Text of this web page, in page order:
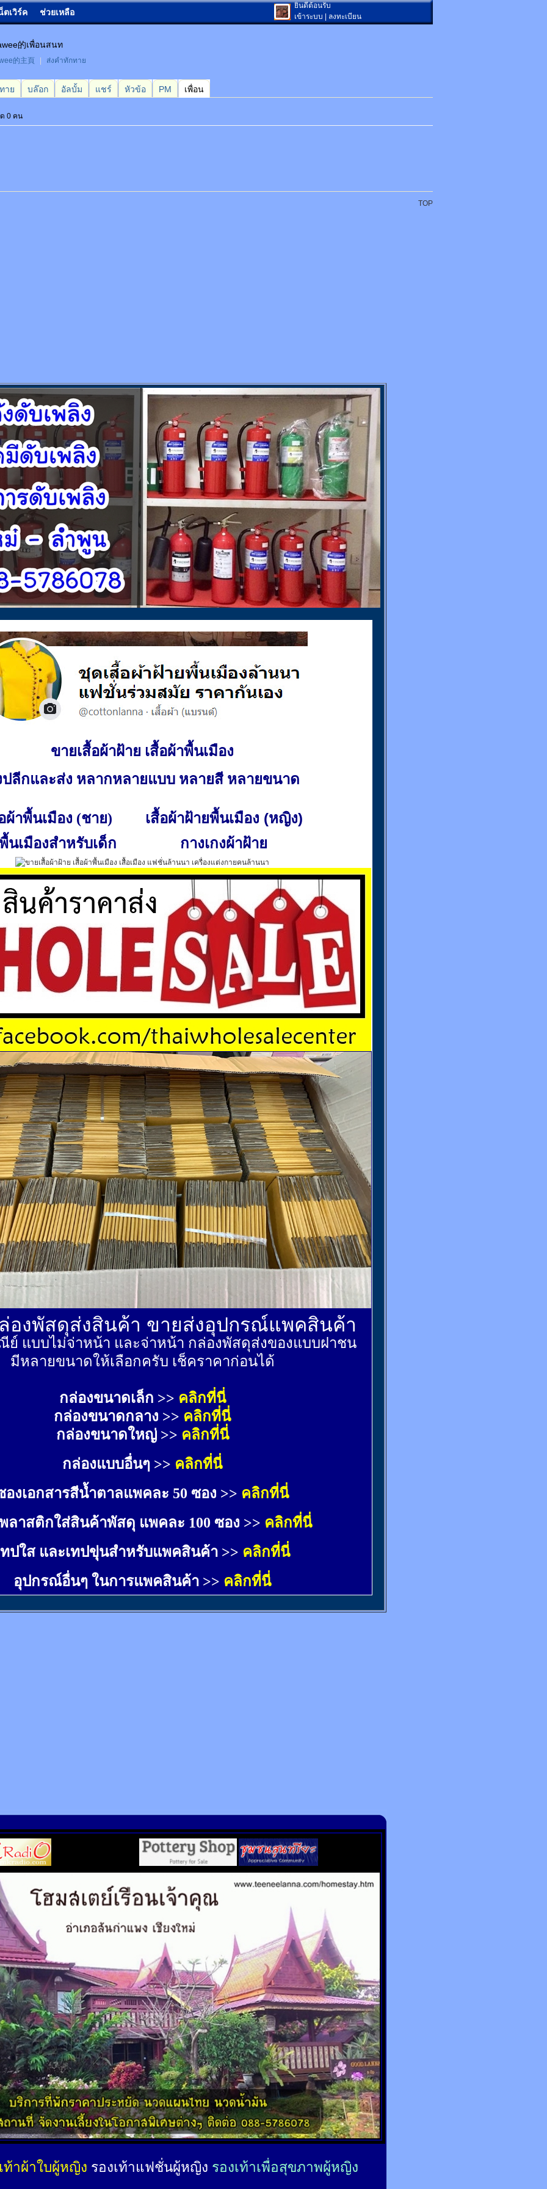
ตเวิร์ค ช่วยเหลือ
ยินดีต้อนรับ
เข้าระบบ
ลงทะเบียน
的เพื่อนสนท
的主頁 ส่งคำทักทาย
าย บล๊อก อัลบั้ม แชร์ หัวข้อ PM เพื่อน
0 คน
TOP
ขายเสื้อผ้าฝ้าย เสื้อผ้าพื้นเมือง
ลีกและส่ง หลากหลายแบบ หลายสี หลายขนาด
ผ้าพื้นเมือง (ชาย)
เสื้อผ้าฝ้ายพื้นเมือง (หญิง)
นเมืองสำหรับเด็ก
กางเกงผ้าฝ้าย
องพัสดุส่งสินค้า ขายส่งอุปกรณ์แพคสินค้า
ย์ แบบไม่จ่าหน้า และจ่าหน้า กล่องพัสดุส่งของแบบฝาชน
มีหลายขนาดให้เลือกครับ เช็คราคาก่อนได้
กล่องขนาดเล็ก >> คลิกที่นี่
กล่องขนาดกลาง >> คลิกที่นี่
กล่องขนาดใหญ่ >> คลิกที่นี่
กล่องแบบอื่นๆ >> คลิกที่นี่
องเอกสารสีน้ำตาลแพคละ 50 ซอง >> คลิกที่นี่
ลาสติกใส่สินค้าพัสดุ แพคละ 100 ซอง >> คลิกที่นี่
ทปใส และเทปขุ่นสำหรับแพคสินค้า >> คลิกที่นี่
อุปกรณ์อื่นๆ ในการแพคสินค้า >> คลิกที่นี่
ท้าผ้าใบผู้หญิง รองเท้าแฟชั่นผู้หญิง รองเท้าเพื่อสุขภาพผู้หญิง